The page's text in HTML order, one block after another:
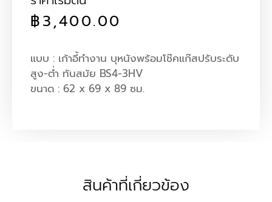
฿3,400.00
แบบ : เก้าอี้ทำงาน บุหนังพร้อมโช๊คแก๊สปรับระดับ
สูง-ต่ำ ทันสมัย BS4-3HV
ขนาด : 62 x 69 x 89 ซม.
สินค้าที่เกี่ยวข้อง